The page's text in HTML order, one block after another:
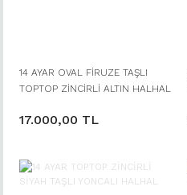
14 AYAR OVAL FİRUZE TAŞLI
TOPTOP ZİNCİRLİ ALTIN HALHAL
17.000,00 TL